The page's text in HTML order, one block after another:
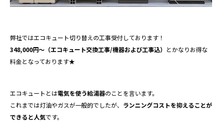
弊社ではエコキュート切り替えの工事受付しております！
348,000円〜（エコキュート交換工事/機器および工事込） とかなりお得な
料金となっております★
エコキュートとは電気を使う給湯器のことを言います。
これまでは灯油やガスが一般的でしたが、 ランニングコストを抑えることが
できると人気です。